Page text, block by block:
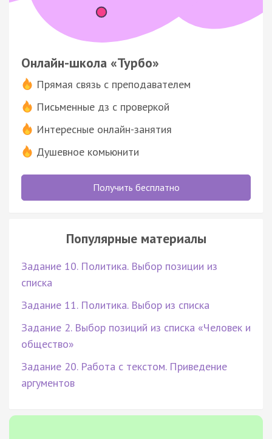
Онлайн-школа «Турбо»
Прямая связь с преподавателем
Письменные дз с проверкой
Интересные онлайн-занятия
Душевное комьюнити
Получить бесплатно
Популярные материалы
Задание 10. Политика. Выбор позиции из
списка
Задание 11. Политика. Выбор из списка
Задание 2. Выбор позиций из списка «Человек и
общество»
Задание 20. Работа с текстом. Приведение
аргументов